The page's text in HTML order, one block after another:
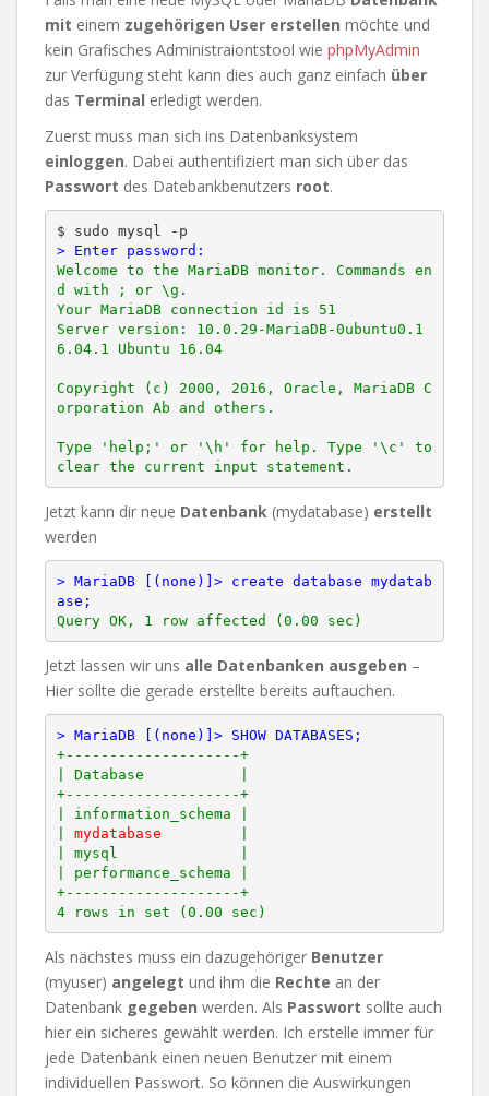
mit einem zugehörigen User erstellen möchte und
kein Grafisches Administraiontstool wie phpMyAdmin
zur Verfügung steht kann dies auch ganz einfach über
das Terminal erledigt werden.
Zuerst muss man sich ins Datenbanksystem
einloggen. Dabei authentifiziert man sich über das
Passwort des Datebankbenutzers root.
> Enter password:
Welcome to the MariaDB monitor. Commands en
d with ; or \g.
Your MariaDB connection id is 51
Server version: 10.0.29-MariaDB-0ubuntu0.1
6.04.1 Ubuntu 16.04
Copyright (c) 2000, 2016, Oracle, MariaDB C
orporation Ab and others.
Type 'help;' or '\h' for help. Type '\c' to
Jetzt kann dir neue Datenbank (mydatabase) erstellt
werden
> MariaDB [(none)]> create database mydatab
ase;
Jetzt lassen wir uns alle Datenbanken ausgeben –
Hier sollte die gerade erstellte bereits auftauchen.
> MariaDB [(none)]> SHOW DATABASES;
+--------------------+
| Database           |
+--------------------+
| information_schema |
mydatabase
| mysql              |
| performance_schema |
+--------------------+
Als nächstes muss ein dazugehöriger Benutzer
(myuser) angelegt und ihm die Rechte an der
Datenbank gegeben werden. Als Passwort sollte auch
hier ein sicheres gewählt werden. Ich erstelle immer für
jede Datenbank einen neuen Benutzer mit einem
individuellen Passwort. So können die Auswirkungen